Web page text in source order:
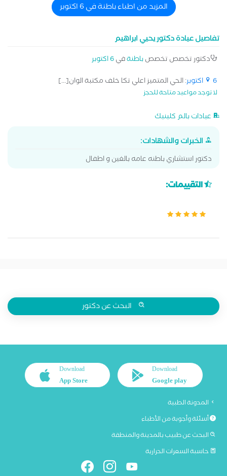
المزيد من اطباء باطنة في 6 اكتوبر
تفاصيل عيادة دكتور يحيي ابراهيم
دكتور تخصص تخصصباطنةفي6 اكتوبر
6 اكتوبر
: الحي المتميز اعلي تكا خلف مكتبة الوان[...]
لا توجد مواعيد متاحة للحجز
عيادات بالم كلينيك
الخبرات والشهادات:
دكتور استشاري باطنه عامه بالغين و اطفال
التقييمات:
البحث عن دكتور
Download
Google play
Download
App Store
المدونة الطبية
أسئلة وأجوبة من الأطباء
البحث عن طبيب بالمدينة والمنطقة
حاسبة السعرات الحرارية